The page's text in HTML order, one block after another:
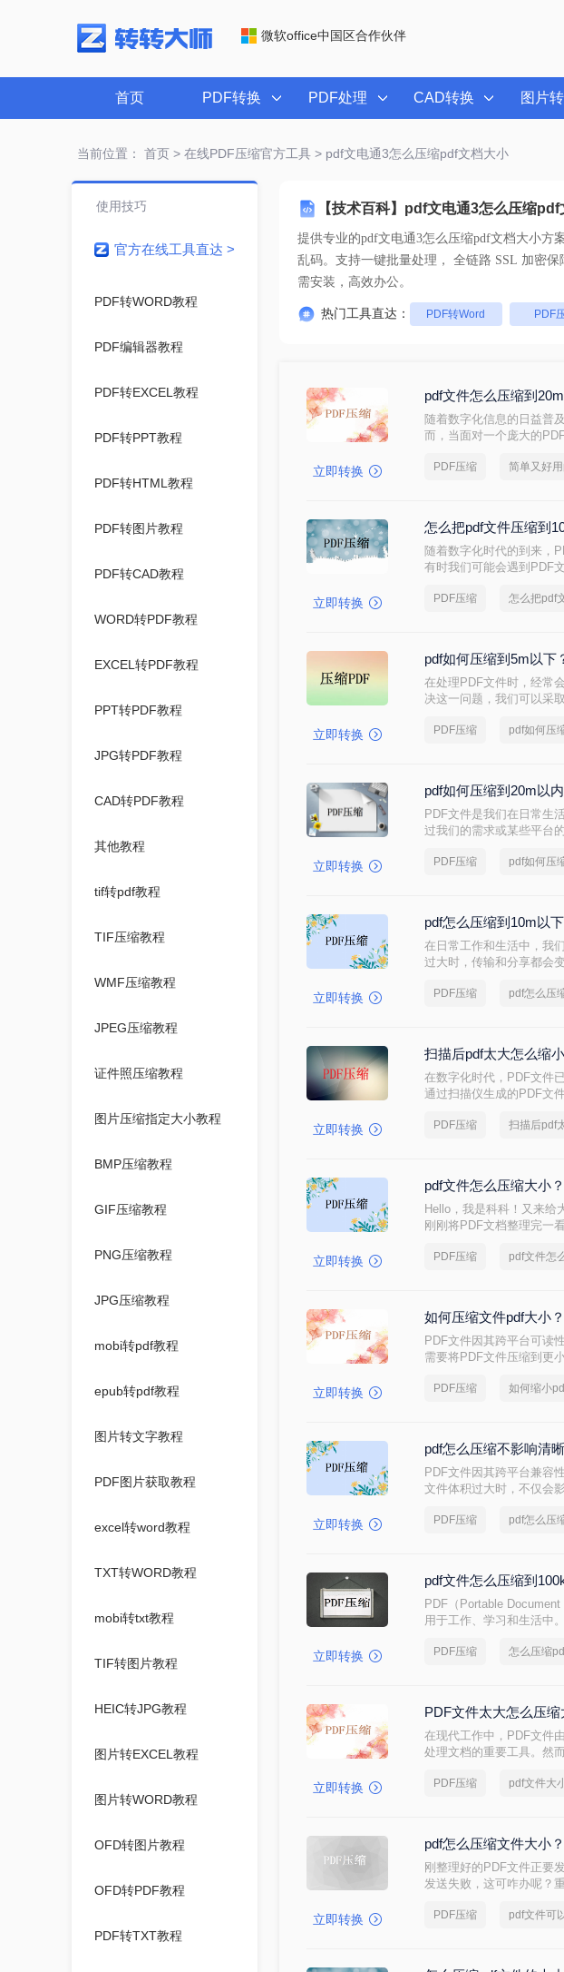
微软office中国区合作伙伴
首页 PDF转换 PDF处理 CAD转换 图片
当前位置： 首页> 在线PDF压缩官方工具> pdf文电通3怎么压缩pdf文档大小
【技术百科】pdf文电通3怎么压缩pdf
提供专业的pdf文电通3怎么压缩pdf文档大小方
乱码。支持一键批量处理， 全
需安装，高效办公。
热门工具直达： PDF转Word PDF
使用技巧
官方在线工具直达 >
PDF转WORD教程
PDF编辑器教程
PDF转EXCEL教程
PDF转PPT教程
PDF转HTML教程
PDF转图片教程
PDF转CAD教程
WORD转PDF教程
EXCEL转PDF教程
PPT转PDF教程
JPG转PDF教程
CAD转PDF教程
其他教程
tif转pdf教程
TIF压缩教程
WMF压缩教程
JPEG压缩教程
证件照压缩教程
图片压缩指定大小教程
BMP压缩教程
GIF压缩教程
PNG压缩教程
JPG压缩教程
mobi转pdf教程
epub转pdf教程
图片转文字教程
PDF图片获取教程
excel转word教程
TXT转WORD教程
mobi转txt教程
TIF转图片教程
HEIC转JPG教程
图片转EXCEL教程
图片转WORD教程
OFD转图片教程
OFD转PDF教程
PDF转TXT教程
立即转换
pdf文件怎么压缩到
随着数字化信息的日益普
而，当面对一个庞大的
要。那么pdf文件怎么压
PDF压缩
立即转换
怎么把pdf文件压缩到
随着数字化时代的到来，
有时我们可能会遇到PDF
PDF压缩
立即转换
pdf如何压缩到5m以下
在处理PDF文件时，经常
决这一问题，我们可以采
PDF压缩 pdf如何压
立即转换
pdf如何压缩到20m以
PDF文件是我们在日常生
过我们的需求或某些平台
方法来实现这一目标。
PDF压缩 pdf如何压
立即转换
pdf怎么压缩到10m以
在日常工作和生活中，我
过大时，传输和分享都会
压缩PDF文件的方法。
PDF压缩 pdf怎么压
立即转换
扫描后pdf太大怎么缩
在数字化时代，PDF文件
通过扫描仪生成的PDF文
后的PDF文件大小呢？答
PDF压缩 扫描后pdf
立即转换
pdf文件怎么压缩大小
Hello，我是科科！又来给
刚刚将PDF文档整理完一
看！
PDF压缩
立即转换
如何压缩文件pdf大小
PDF文件因其跨平台可读
需要将PDF文件压缩到更
PDF压缩 如何缩小
立即转换
pdf怎么压缩不影响清
PDF文件因其跨平台兼容
文件体积过大时，不仅会
下，有效减小PDF文件大
PDF压缩 pdf怎么压
立即转换
pdf文件怎么压缩到
PDF（Portable
用于工作、学习和生活中
这个问题。
PDF压缩 怎么压缩
立即转换
PDF文件太大怎么压
在现代工作中，PDF文件
处理文档的重要工具。然
PDF压缩 pdf文件大
立即转换
pdf怎么压缩文件大小
刚整理好的PDF文件正要
发送失败，这可咋办呢？
具有相同的外观和格式。
PDF压缩